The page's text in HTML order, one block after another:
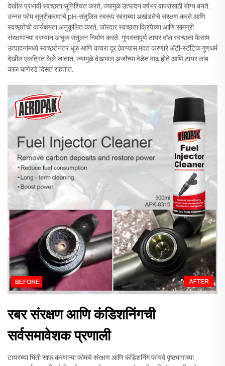
देखील प्रभावी स्वच्छता सुनिश्चित करते, ज्यामुळे उत्पादन वर्षभर वापरासाठी योग्य बनते.
उन्नत फोम सूत्रीकरणाचे pH-संतुलित स्वरूप रबराच्या अखंडतेचे संरक्षण करते आणि
स्वच्छतेची कार्यक्षमता अनुकूलित करते, जोरदार स्वच्छता क्रियेच्या आणि सामग्री
संरक्षणाच्या दरम्यान अचूक संतुलन निर्माण करते. गुणवत्तापूर्ण टायर वॉल स्वच्छता फेसाम
उत्पादनांमध्ये स्वच्छतेनंतर धूळ आणि कचरा दूर ठेवण्यास मदत करणारे अँटी-स्टॅटिक गुणधर्म
देखील एकत्रित केले जातात, ज्यामुळे देखभाल अर्जांच्या वेळेत वाढ होते आणि टायर लांब
काळ घाणेरडे दिसत राहतात.
रबर संरक्षण आणि कंडिशनिंगची
सर्वसमावेशक प्रणाली
टायरच्या भिंती साफ करणाऱ्या फोमचे संरक्षण आणि कंडिशनिंग फायदे पृष्ठभागाच्या